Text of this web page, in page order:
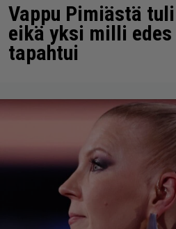
Vappu Pimiästä
eikä yksi milli
tapahtui